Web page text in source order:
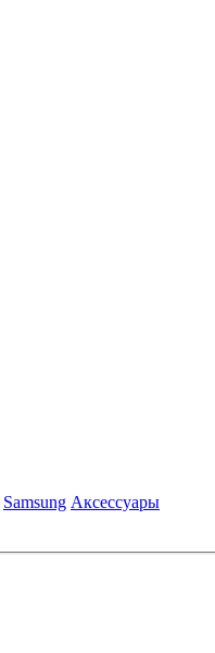
Samsung Аксессуары